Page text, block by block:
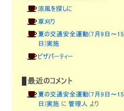
涼風を探しに
草刈り
夏の交通安全運動(7月9日～15
日)実施
ピザパーティー
最近のコメント
夏の交通安全運動(7月9日～15
日)実施 に 管理人 より